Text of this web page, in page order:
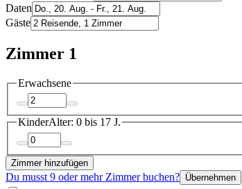
Daten
Gäste
Zimmer 1
Erwachsene
KinderAlter: 0 bis 17 J.
Zimmer hinzufügen
Du musst 9 oder mehr Zimmer buchen? Übernehmen